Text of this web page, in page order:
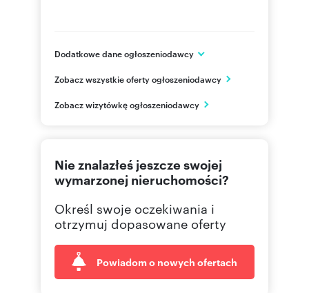
Dodatkowe dane ogłoszeniodawcy
Al. Rzeczypospolitej 1
mazowieckie
(22) 4 Pokaż fax
Zobacz wszystkie oferty ogłoszeniodawcy
Zobacz wizytówkę ogłoszeniodawcy
Nie znalazłeś jeszcze swojej
wymarzonej nieruchomości?
Określ swoje oczekiwania i
otrzymuj dopasowane oferty
Powiadom o nowych ofertach